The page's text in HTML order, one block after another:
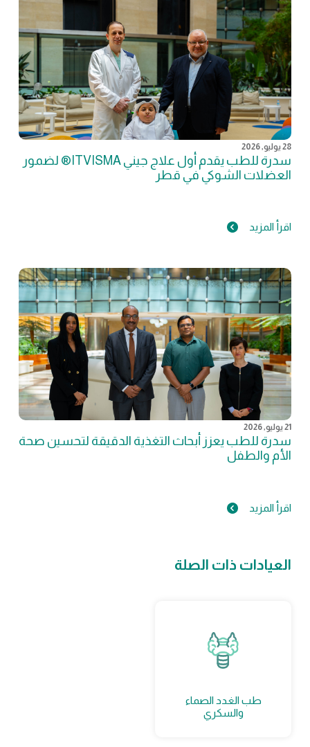
28 يوليو, 2026
سدرة للطب يقدم أول علاج جيني ITVISMA® لضمور
العضلات الشوكي في قطر
اقرأ المزيد
21 يوليو, 2026
سدرة للطب يعزز أبحاث التغذية الدقيقة لتحسين صحة
الأم والطفل
اقرأ المزيد
العيادات ذات الصلة
طب الغدد الصماء
والسكري